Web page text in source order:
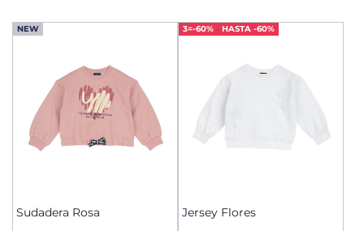
NEW
Sudadera Rosa
3=-60% HASTA -60%
Jersey Flores